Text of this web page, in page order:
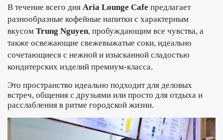
В течение всего дня Aria Lounge Cafe предлагает
разнообразные кофейные напитки с характерным
вкусом Trung Nguyen, пробуждающим все чувства, а
также освежающие свежевыжатые соки, идеально
сочетающиеся с нежной и изысканной сладостью
кондитерских изделий премиум-класса.
Это пространство идеально подходит для деловых
встреч, общения с друзьями или просто для отдыха и
расслабления в ритме городской жизни.